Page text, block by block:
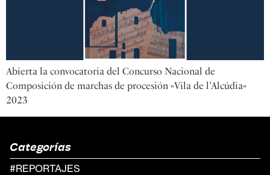
Abierta la convocatoria del Concurso Nacional de
Composición de marchas de procesión «Vila de l’Alcúdia»
2023
Categorías
#REPORTAJES